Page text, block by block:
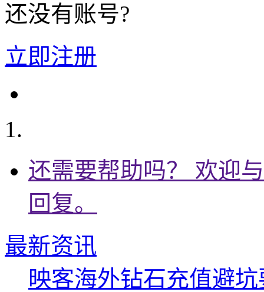
还没有账号?
立即注册
还需要帮助吗？ 欢迎
回复。
最新资讯
映客海外钻石充值避